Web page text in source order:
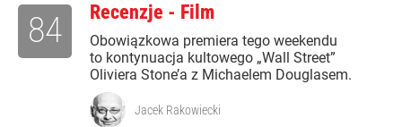
Recenzje - Film
Obowiązkowa premiera tego weekendu
to kontynuacja kultowego „Wall Street”
Oliviera Stone’a z Michaelem Douglasem.
84
Jacek Rakowiecki